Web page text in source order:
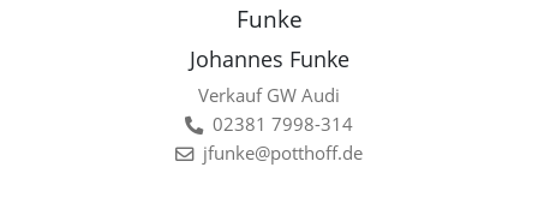
Johannes Funke
Verkauf GW Audi
02381 7998-314
jfunke@potthoff.de